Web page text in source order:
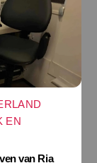
EN
van Ria